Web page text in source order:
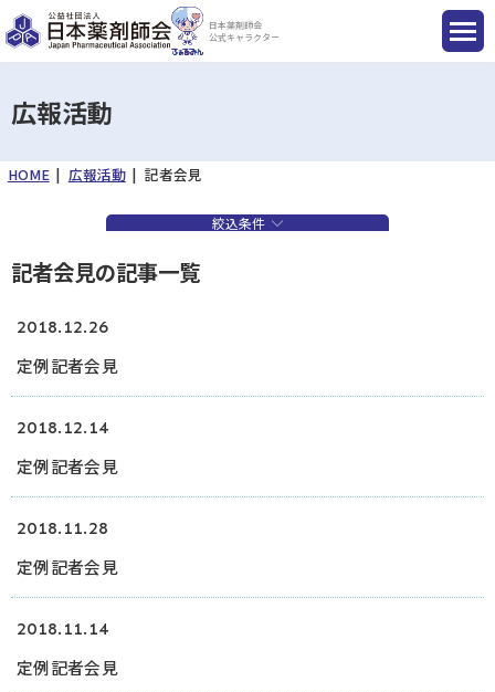
日本薬剤師会
公式キャラクター
国民のみなさまへ
広報活動
HOME 広報活動 記者会見
絞込条件
記者会見の記事一覧
2018.12.26
定例記者会見
2018.12.14
定例記者会見
2018.11.28
定例記者会見
2018.11.14
定例記者会見